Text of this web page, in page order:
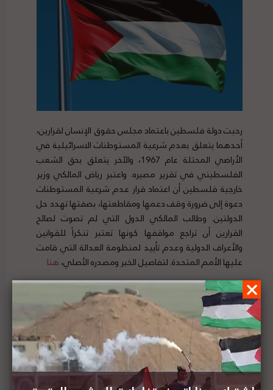
رحبت دولة فلسطين باعتماد مجلس حقوق الإنسان لقرارين،
أحدهما يتعلق بعدم شرعية المستوطنات الاسرائيلية في
الأراضي المحتلة عام 1967، والآخر يتعلق بحق الشعب
الفلسطيني في تقرير مصيره. واعتبر رياض المالكي وزير
خارجية فلسطين أن اعتماد قرار عدم شرعية المستوطنات
دعوة إلى ضرورة وقف دعمها ومقاطعتها، بصفتها تهدد حل
الدولتين. وطالب المالكي الدول التي لم تصوت لصالح
القرارين أن تراجع مواقفها كونها تعتبر تنكراً للقوانين
والأعراف الدولية وعدم تأييد لمنظومة العدالة التي قامت
عليها الأمم المتحدة. لتفاصيل الخبر ومصدره الأصلي،هنا
مسؤول أممي يحث إسرائيل على وقف جميع
الأنشطة الاستيطانية على الفور